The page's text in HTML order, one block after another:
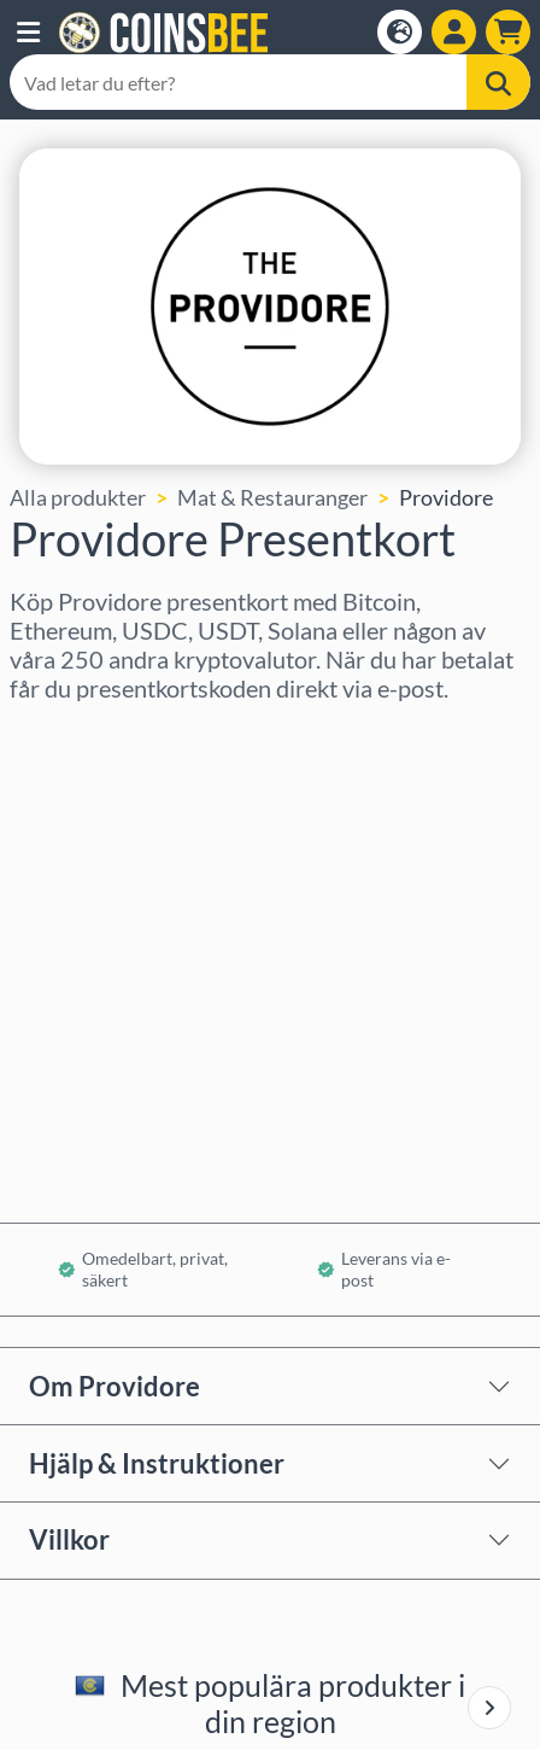
Alla produkter Mat & Restauranger Providore
Providore Presentkort
Köp Providore presentkort med Bitcoin,
Ethereum, USDC, USDT, Solana eller någon av
våra 250 andra kryptovalutor. När du har betalat
får du presentkortskoden direkt via e-post.
Omedelbart, privat,
säkert
Leverans via e-
post
Om Providore
Hjälp & Instruktioner
Villkor
Mest populära produkter i
din region